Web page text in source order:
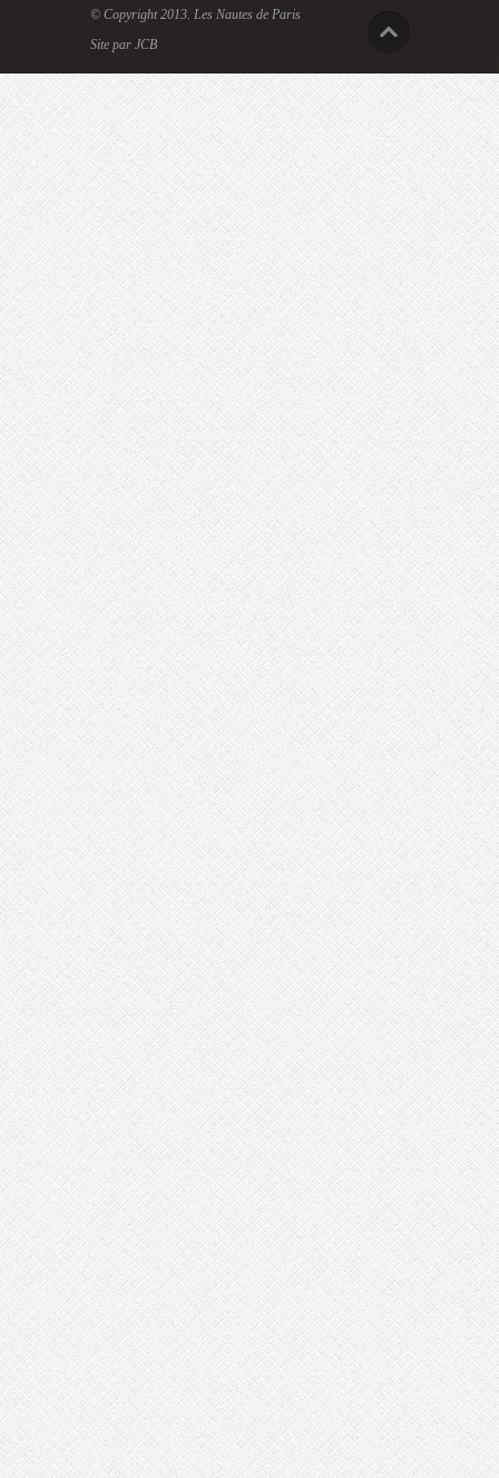
© Copyright 2013. Les Nautes de Paris
Site par JCB